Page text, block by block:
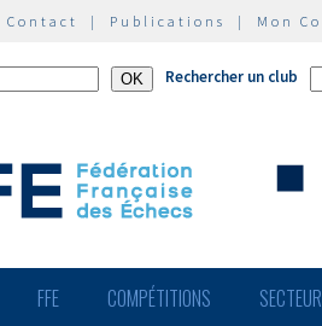
Contact | Publications | Mon
Rechercher un club
FFE COMPÉTITIONS